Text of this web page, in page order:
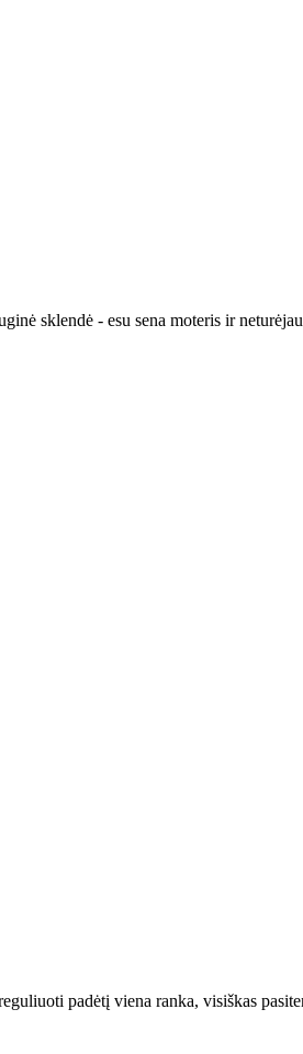
sklendė - esu sena moteris ir
padėtį viena ranka, visiškas